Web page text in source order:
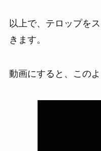
以上で、テロップを
きます。
動画にすると、このよ